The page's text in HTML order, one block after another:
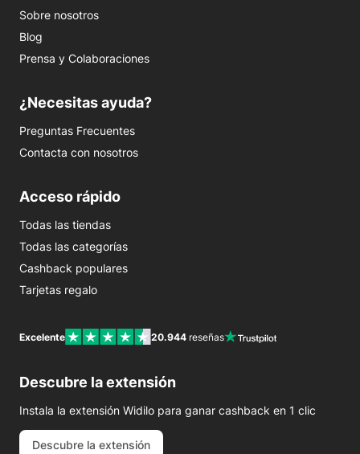
Sobre nosotros
Blog
Prensa y Colaboraciones
¿Necesitas ayuda?
Preguntas Frecuentes
Contacta con nosotros
Acceso rápido
Todas las tiendas
Todas las categorías
Cashback populares
Tarjetas regalo
Excelente 20.944 reseñas
Descubre la extensión
Instala la extensión Widilo para ganar cashback en 1 clic
Descubre la extensión